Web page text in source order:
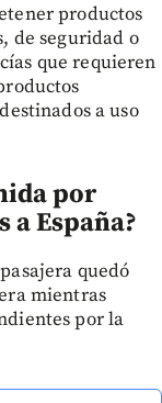
productos
de seguridad o
que requieren
a uso
por
España?
quedó
mientras
por la